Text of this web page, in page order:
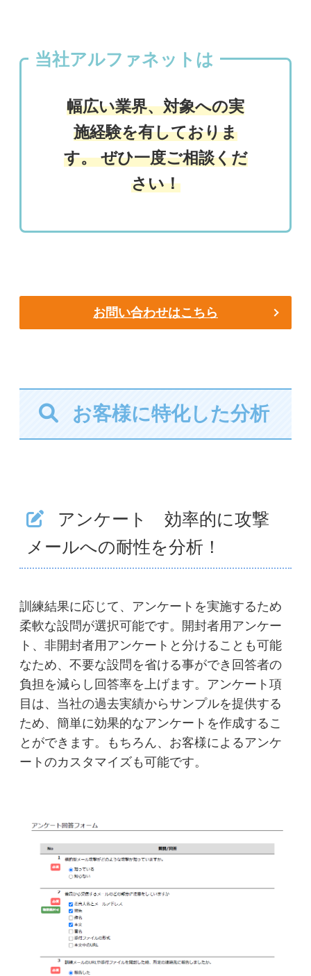
当社アルファネットは
幅広い業界、対象への実
施経験を有しておりま
す。 ぜひ一度ご相談くだ
さい！
お問い合わせはこちら
お客様に特化した分析
アンケート 効率的に攻撃
メールへの耐性を分析！
訓練結果に応じて、アンケートを実施するため
柔軟な設問が選択可能です。開封者用アンケー
ト、非開封者用アンケートと分けることも可能
なため、不要な設問を省ける事ができ回答者の
負担を減らし回答率を上げます。アンケート項
目は、当社の過去実績からサンプルを提供する
ため、簡単に効果的なアンケートを作成するこ
とができます。もちろん、お客様によるアンケ
ートのカスタマイズも可能です。